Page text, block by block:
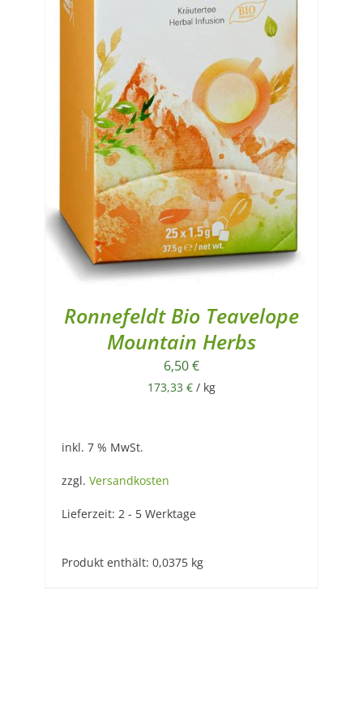
Ronnefeldt Bio Teavelope
Mountain Herbs
6,50€
173,33 € / kg
inkl. 7 % MwSt.
zzgl. Versandkosten
Lieferzeit: 2 - 5 Werktage
Produkt enthält: 0,0375 kg